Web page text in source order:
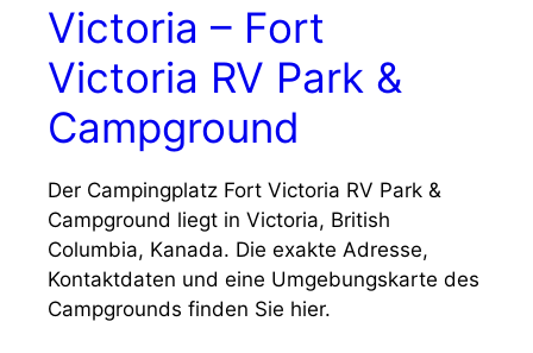
Victoria – Fort
Victoria RV Park &
Campground
Der Campingplatz Fort Victoria RV Park &
Campground liegt in Victoria, British
Columbia, Kanada. Die exakte Adresse,
Kontaktdaten und eine Umgebungskarte des
Campgrounds finden Sie hier.